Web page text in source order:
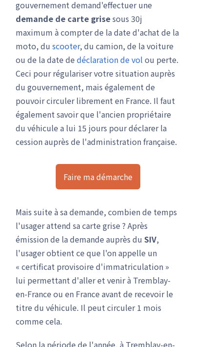
gouvernement demand'effectuer une
demande de carte grisesous 30j
maximum à compter de la date d'achat de la
moto, du scooter, du camion, de la voiture
ou de la date de déclaration de vol ou perte.
Ceci pour régulariser votre situation auprès
du gouvernement, mais également de
pouvoir circuler librement en France. Il faut
également savoir que l'ancien propriétaire
du véhicule a lui 15 jours pour déclarer la
cession auprès de l'administration française.
Faire ma démarche
Mais suite à sa demande, combien de temps
l'usager attend sa carte grise ? Après
émission de la demande auprès du SIV,
l'usager obtient ce que l'on appelle un
« certificat provisoire d'immatriculation »
lui permettant d'aller et venir à Tremblay-
en-France ou en France avant de recevoir le
titre du véhicule. Il peut circuler 1 mois
comme cela.
Selon la période de l'année, à Tremblay-en-